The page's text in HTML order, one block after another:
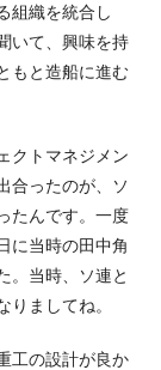
組織を統合し
いて、興味を持
もと造船に進む
クトマネジメン
合ったのが、ソ
たんです。一度
に当時の田中角
。当時、ソ連と
ましてね。
工の設計が良か